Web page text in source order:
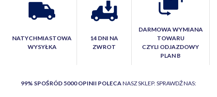
NATYCHMIASTOWA
WYSYŁKA
14 DNI NA
ZWROT
DARMOWA WYMIANA
TOWARU
CZYLI ODJAZDOWY
PLAN B
99% SPOŚRÓD 5000 OPINII POLECANASZ SKLEP. SPRAWDŹ NAS: